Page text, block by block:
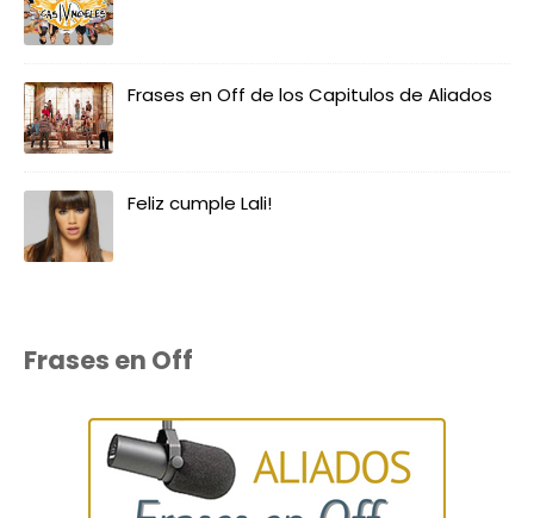
Frases en Off de los Capitulos de Aliados
Feliz cumple Lali!
Frases en Off